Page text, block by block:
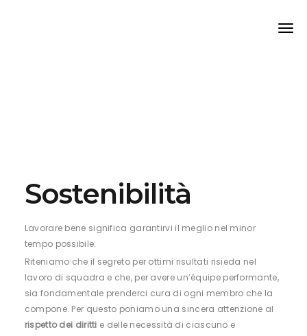
Sostenibilità
Lavorare bene significa garantirvi il meglio nel minor
tempo possibile.
Riteniamo che il segreto per ottimi risultati risieda nel
lavoro di squadra e che, per avere un’équipe performante,
sia fondamentale prenderci cura di ogni membro che la
compone. Per questo poniamo una sincera attenzione al
rispetto dei diritti e delle necessità di ciascuno e
Made in Tuscany
nostro modello industriale, unico al mondo.
La concentrazione in poli produttivi induce le imprese
italiane ad una concorrenza collaborativa, capace di
diffondere le competenze specifiche ed aumentare gli
Creatività
Più che terzisti, ci proponiamo come supporto nell’ambito
delle lavorazioni intermedie.
Siamo dotati di un ufficio interno addetto alla
tendenze / materiali
, incaricato di ideare e concretizzare
nuove lavorazioni che alimentino ed ispirino le vostre
richieste.